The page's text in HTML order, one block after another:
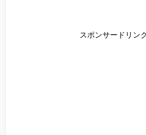
スポンサードリン